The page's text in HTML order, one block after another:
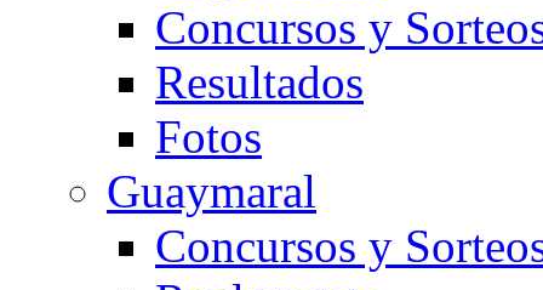
Concursos y
Resultados
Fotos
Guaymaral
Concursos y